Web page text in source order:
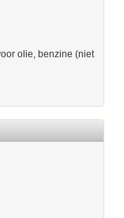
olie, benzine (niet